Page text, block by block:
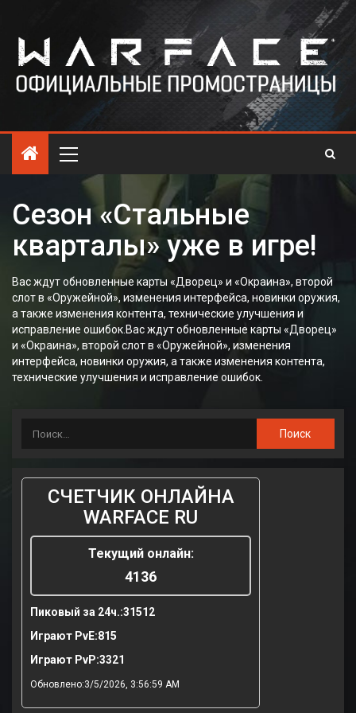
Сезон «Стальные
кварталы» уже в игре!
Вас ждут обновленные карты «Дворец» и «Окраина», второй
слот в «Оружейной», изменения интерфейса, новинки оружия,
а также изменения контента, технические улучшения и
исправление ошибок.Вас ждут обновленные карты «Дворец»
и «Окраина», второй слот в «Оружейной», изменения
интерфейса, новинки оружия, а также изменения контента,
технические улучшения и исправление ошибок.
СЧЕТЧИК ОНЛАЙНА
WARFACE RU
Текущий онлайн:
4136
Пиковый за 24ч.:31512
Играют PvE:815
Играют PvP:3321
Обновлено:3/5/2026, 3:56:59 AM